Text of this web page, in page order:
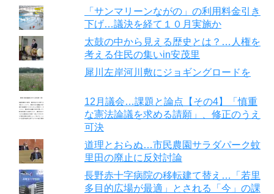
「サンマリーンながの」の利用料金引き
下げ…議決を経て１０月実施か
太鼓の中から見える歴史とは？…人権を
考える住民の集いin安茂里
犀川左岸河川敷にジョギングロードを
12月議会…課題と論点【その4】「慎重
な憲法論議を求める請願」、修正のうえ
可決
道理とおらぬ…市民農園サラダパーク蚊
里田の廃止に反対討論
長野赤十字病院の移転建て替え…「若里
多目的広場が最適」とされる「今」の課